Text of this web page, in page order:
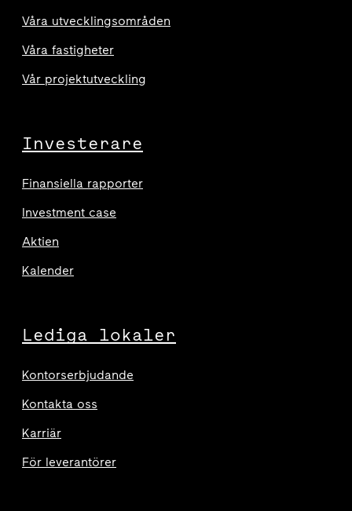
Våra utvecklingsområden
Våra fastigheter
Vår projektutveckling
Investerare
Finansiella rapporter
Investment case
Aktien
Kalender
Lediga lokaler
Kontorserbjudande
Kontakta oss
Karriär
För leverantörer